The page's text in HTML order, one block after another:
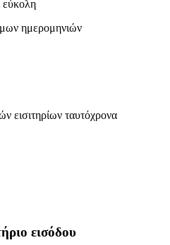
εύκολη
ημερομηνιών
εισιτηρίων ταυτόχρονα
εισόδου